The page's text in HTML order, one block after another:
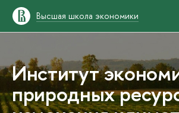
Высшая школа экономики
Институт
природных